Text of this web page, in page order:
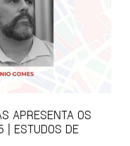
APRESENTA OS
| ESTUDOS DE